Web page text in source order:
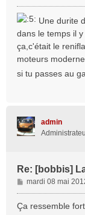
e
s
a
g
e
Une durite
dans le temps il
ça,c'était le
moteurs
si tu passes au
admin
Re: [bobbis]
M
e
s
mardi 08 mai
Ça ressemble